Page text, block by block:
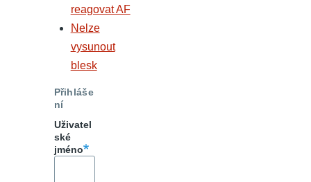
reagovat AF
Nelze
vysunout
blesk
Přihláše
ní
Uživatel
ské
jméno